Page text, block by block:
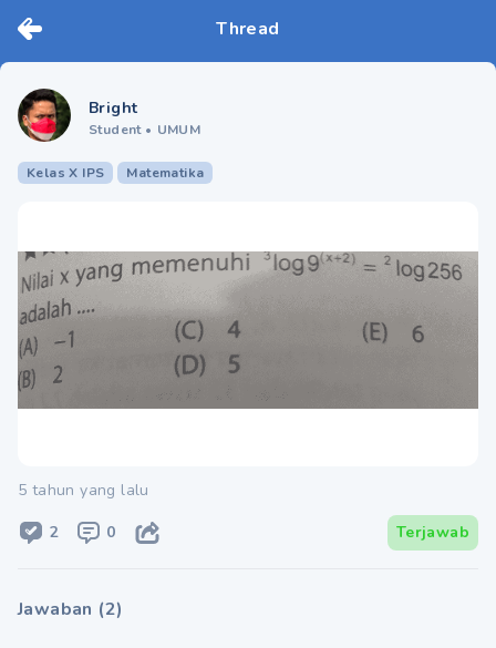
Thread
Bright
Student • UMUM
Kelas X IPS Matematika
5 tahun yang lalu
2
0 Terjawab
Jawaban (2)